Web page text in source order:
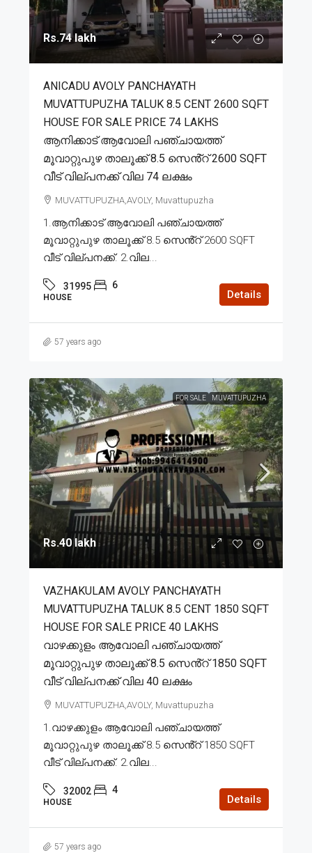
Rs.74 lakh
ANICADU AVOLY PANCHAYATH
MUVATTUPUZHA TALUK 8.5 CENT 2600 SQFT
HOUSE FOR SALE PRICE 74 LAKHS
ആനിക്കാട് ആവോലി പഞ്ചായത്ത്
മൂവാറ്റുപുഴ താലൂക്ക് 8.5 സെൻ്റ് 2600 SQFT
വീട് വില്പനക്ക് വില 74 ലക്ഷം
MUVATTUPUZHA,AVOLY, Muvattupuzha
1.ആനിക്കാട് ആവോലി പഞ്ചായത്ത്
മൂവാറ്റുപുഴ താലൂക്ക് 8.5 സെൻ്റ് 2600 SQFT
വീട് വില്പനക്ക്. 2.വില...
31995 6
HOUSE Details
57 years ago
FOR SALE MUVATTUPUZHA
Rs.40 lakh
VAZHAKULAM AVOLY PANCHAYATH
MUVATTUPUZHA TALUK 8.5 CENT 1850 SQFT
HOUSE FOR SALE PRICE 40 LAKHS
വാഴക്കുളം ആവോലി പഞ്ചായത്ത്
മൂവാറ്റുപുഴ താലൂക്ക് 8.5 സെൻ്റ് 1850 SQFT
വീട് വില്പനക്ക് വില 40 ലക്ഷം
MUVATTUPUZHA,AVOLY, Muvattupuzha
1.വാഴക്കുളം ആവോലി പഞ്ചായത്ത്
മൂവാറ്റുപുഴ താലൂക്ക് 8.5 സെൻ്റ് 1850 SQFT
വീട് വില്പനക്ക്. 2.വില...
32002 4
HOUSE Details
57 years ago